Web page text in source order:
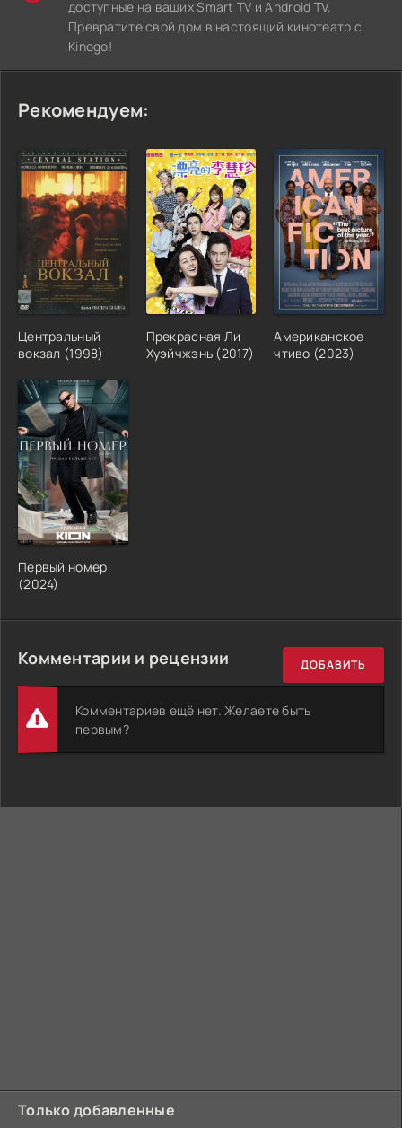
доступные на ваших Smart TV и Android TV.
Превратите свой дом в настоящий кинотеатр с
Kinogo!
Рекомендуем:
Центральный
вокзал (1998)
Прекрасная Ли
Хуэйчжэнь (2017)
Американское
чтиво (2023)
Первый номер
(2024)
Комментарии и рецензии ДОБАВИТЬ
Комментариев ещё нет. Желаете быть
первым?
Только добавленные